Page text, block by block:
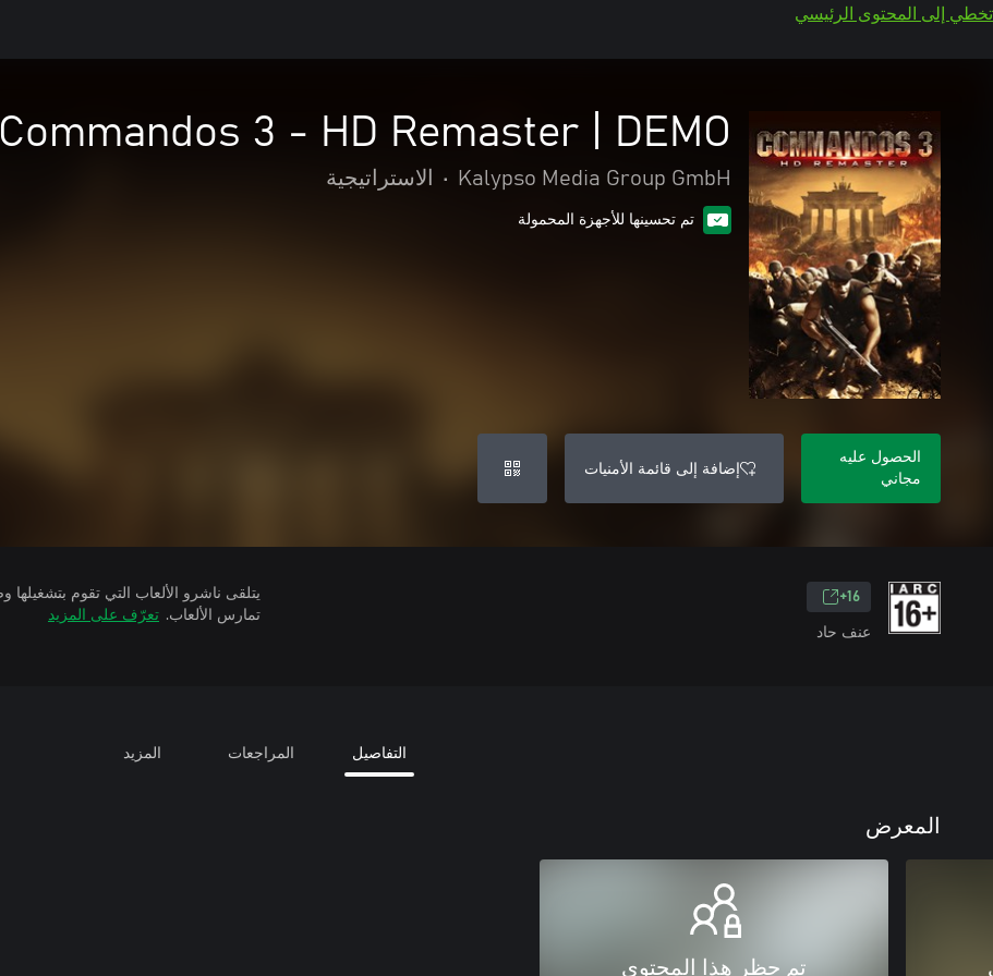
تخطي إلى المحتوى الرئيسي
Commandos 3 - HD Remaster | DEMO
Kalypso Media Group GmbH
• الاستراتيجية
تم تحسينها للأجهزة المحمولة
الحصول عليه
مجاني
إضافة إلى قائمة الأمنيات
16+
عنف حاد
تمارس الألعاب. تعرّف على المزيد
التفاصيل المراجعات المزيد
المعرض
تم حظر هذا المحتوى